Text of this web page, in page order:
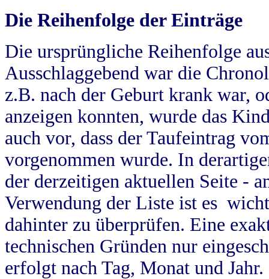
Die Reihenfolge der Einträge
Die ursprüngliche Reihenfolge
Ausschlaggebend war die
z.B. nach der Geburt krank war,
anzeigen konnten, wurde das
auch vor, dass der Taufeintrag
vorgenommen wurde. In
der derzeitigen aktuellen Seite -
Verwendung der Liste ist es
dahinter zu überprüfen. Eine
technischen Gründen nur
erfolgt nach Tag, Monat und Jahr.